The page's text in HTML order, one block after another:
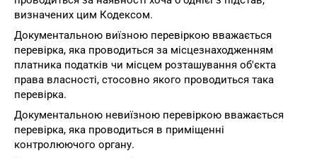
визначених цим Кодексом.
Документальною виїзною перевіркою вважається
перевірка, яка проводиться за місцезнаходженням
платника податків чи місцем розташування об'єкта
права власності, стосовно якого проводиться така
перевірка.
Документальною невиїзною перевіркою вважається
перевірка, яка проводиться в приміщенні
контролюючого органу.